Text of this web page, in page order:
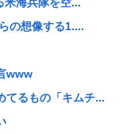
米海兵隊を空...
の想像する1....
www
てるもの「キムチ...